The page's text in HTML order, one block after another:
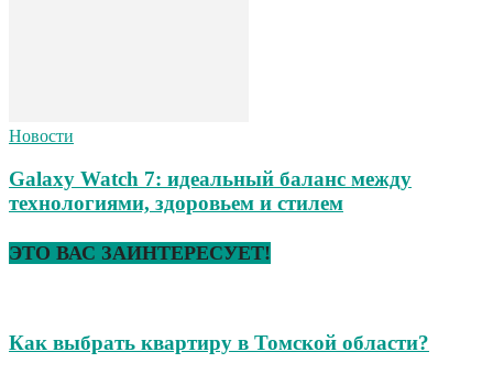
Новости
Galaxy Watch 7: идеальный баланс между
технологиями, здоровьем и стилем
ЭТО ВАС ЗАИНТЕРЕСУЕТ!
Как выбрать квартиру в Томской области?